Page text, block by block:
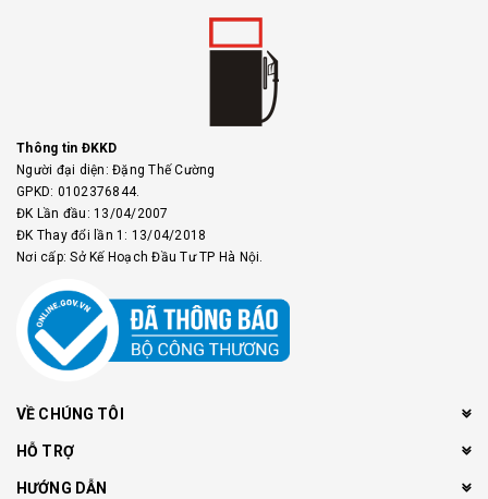
Thông tin ĐKKD
Người đại diện: Đặng Thế Cường
GPKD: 0102376844.
ĐK Lần đầu: 13/04/2007
ĐK Thay đổi lần 1: 13/04/2018
Nơi cấp: Sở Kế Hoạch Đầu Tư TP Hà Nội.
VỀ CHÚNG TÔI
HỖ TRỢ
HƯỚNG DẪN